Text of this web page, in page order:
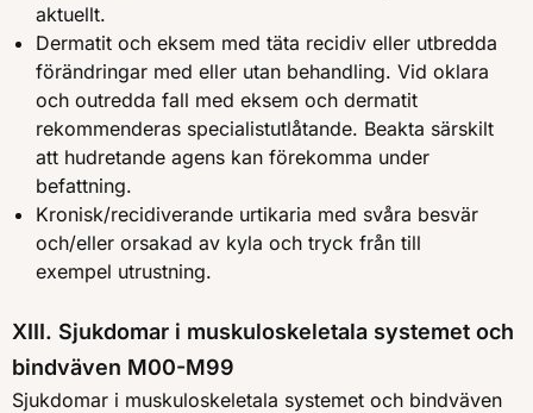
aktuellt.
Dermatit och eksem med täta recidiv eller utbredda
förändringar med eller utan behandling. Vid oklara
och outredda fall med eksem och dermatit
rekommenderas specialistutlåtande. Beakta särskilt
att hudretande agens kan förekomma under
befattning.
Kronisk/recidiverande urtikaria med svåra besvär
och/eller orsakad av kyla och tryck från till
exempel utrustning.
XIII. Sjukdomar i muskuloskeletala systemet och
bindväven M00-M99
Sjukdomar i muskuloskeletala systemet och bindväven